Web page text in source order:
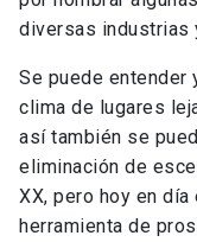
diversas industrias
Se puede entender
clima de lugares
así también se
eliminación de
XX, pero hoy en
herramienta de